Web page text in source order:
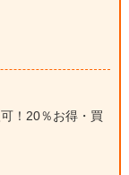
！20％お得・買